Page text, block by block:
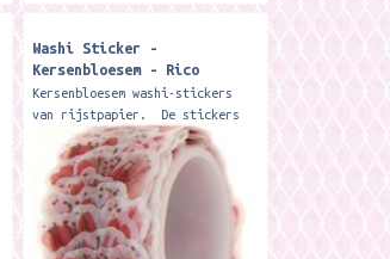
Washi Sticker -
Kersenbloesem - Rico
Designs
Kersenbloesem washi-stickers
van rijstpapier. De stickers
zijn heel mooi voor het
verfraaien van kaarten,
geschenken, tijdschriften en...